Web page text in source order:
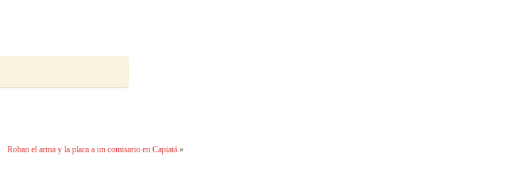
Roban el arma y la placa a un comisario en Capiatá»